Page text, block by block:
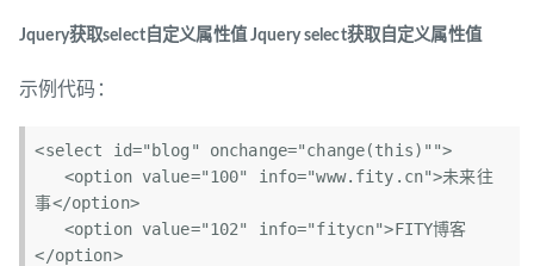
Jquery获取select自定义属性值 Jquery select获取自定义属性值
示例代码：
<select id="blog" onchange="change(this)"">
事</option>
</option>